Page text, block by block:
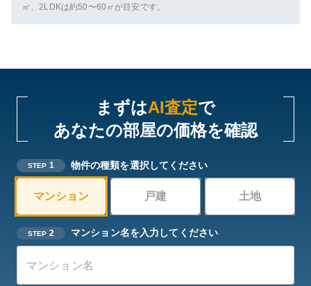
㎡、2LDKは約50〜60㎡が目安です。
まずはAI査定で
あなたの部屋の価格を確認
STEP 1 物件の種類を選択してください
マンション 戸建 土地
STEP 2 マンション名を入力してください